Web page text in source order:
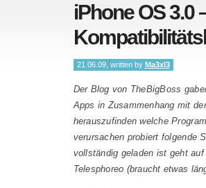
iPhone OS 3.0
21.06.09, written by Ma3xl3
Der Blog von TheBigBoss
Apps in Zusammenhang mit
herauszufinden welche
verursachen probiert folgende
vollständig geladen ist geht
Telesphoreo (braucht etwas